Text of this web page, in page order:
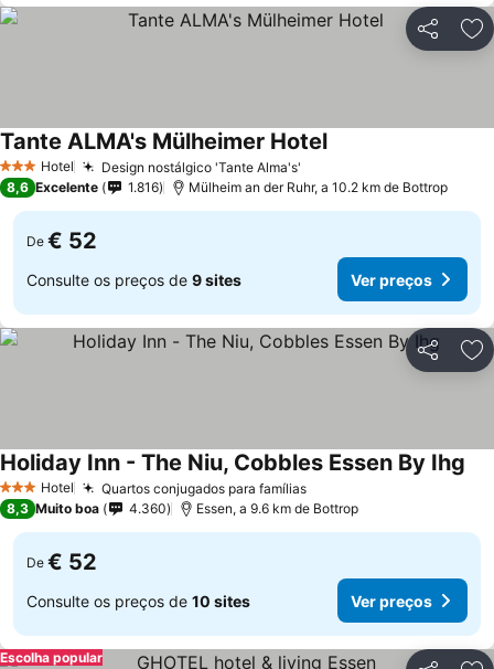
Partilhar
3 EstrelasHotel Design nostálgico 'Tante Alma's'
Tante ALMA's Mülheimer HotelVer preços
8,6 Excelente 1.816 Mülheim an der Ruhr, a 10.2 km de Bottrop
De € 52
Consulte os preços de 9 sites Ver preços
Partilhar
3 EstrelasHotel Quartos conjugados para famíliasVer preços
Holiday Inn - The Niu, Cobbles Essen By Ihg
8,3 Muito boa 4.360 Essen, a 9.6 km de Bottrop
De € 52
Consulte os preços de 10 sites Ver preços
Escolha popular